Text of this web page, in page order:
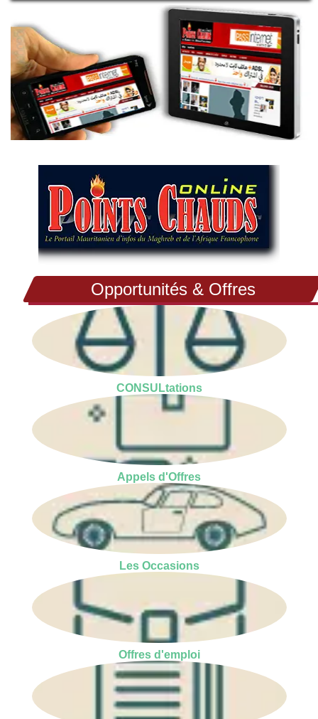
Opportunités & Offres
CONSULtations
Appels d'Offres
Les Occasions
Offres d'emploi